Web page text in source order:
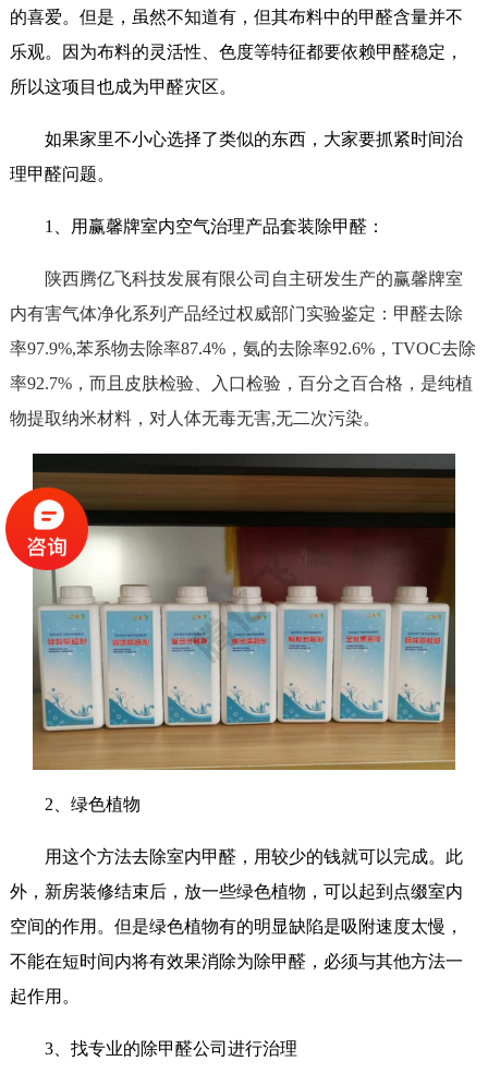
的喜爱。但是，虽然不知道有，但其布料中的甲醛含量并不
乐观。因为布料的灵活性、色度等特征都要依赖甲醛稳定，
所以这项目也成为甲醛灾区。
如果家里不小心选择了类似的东西，大家要抓紧时间治
理甲醛问题。
1、用赢馨牌室内空气治理产品套装除甲醛：
陕西腾亿飞科技发展有限公司自主研发生产的赢馨牌室
内有害气体净化系列产品经过权威部门实验鉴定：甲醛去除
率97.9%,苯系物去除率87.4%，氨的去除率92.6%，TVOC去除
率92.7%，而且皮肤检验、入口检验，百分之百合格，是纯植
物提取纳米材料，对人体无毒无害,无二次污染。
2、绿色植物
用这个方法去除室内甲醛，用较少的钱就可以完成。此
外，新房装修结束后，放一些绿色植物，可以起到点缀室内
空间的作用。但是绿色植物有的明显缺陷是吸附速度太慢，
不能在短时间内将有效果消除为除甲醛，必须与其他方法一
起作用。
3、找专业的除甲醛公司进行治理